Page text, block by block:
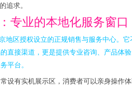
追求。
专业的本地化服务窗口
地区授权设立的正规销售与服务中心。它
直接渠道，更是提供专业咨询、产品体
平台。
常设有实机展示区，消费者可以亲身操作